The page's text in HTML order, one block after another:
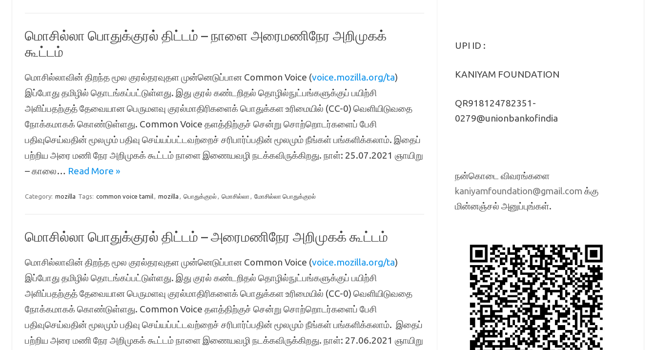
மொசில்லா பொதுக்குரல் திட்டம் – நாளை அரைமணிநேர அறிமுகக்
கூட்டம்
மொசில்லாவின் திறந்த மூல குரல்தரவுதள முன்னெடுப்பான Common Voice (voice.mozilla.org/ta)
இப்போது தமிழில் தொடங்கப்பட்டுள்ளது. இது குரல் கண்டறிதல் தொழில்நுட்பங்களுக்குப் பயிற்சி
அளிப்பதற்குத் தேவையான பெருமளவு குரல்மாதிரிகளைக் பொதுக்கள உரிமையில் (CC-0) வெளியிடுவதை
நோக்கமாகக் கொண்டுள்ளது. Common Voice தளத்திற்குச் சென்று சொற்றொடர்களைப் பேசி
பதிவுசெய்வதின் மூலமும் பதிவு செய்யப்பட்டவற்றைச் சரிபார்ப்பதின் மூலமும் நீங்கள் பங்களிக்கலாம். இதைப்
பற்றிய அரை மணி நேர அறிமுகக் கூட்டம் நாளை இணையவழி நடக்கவிருக்கிறது. நாள்: 25.07.2021 ஞாயிறு
– காலை… Read More »
Category: mozilla Tags: common voice tamil, mozilla , பொதுக்குரல் , மொசில்லா , மோசில்லா பொதுக்குரல்
மொசில்லா பொதுக்குரல் திட்டம் – அரைமணிநேர அறிமுகக் கூட்டம்
மொசில்லாவின் திறந்த மூல குரல்தரவுதள முன்னெடுப்பான Common Voice (voice.mozilla.org/ta)
இப்போது தமிழில் தொடங்கப்பட்டுள்ளது. இது குரல் கண்டறிதல் தொழில்நுட்பங்களுக்குப் பயிற்சி
அளிப்பதற்குத் தேவையான பெருமளவு குரல்மாதிரிகளைக் பொதுக்கள உரிமையில் (CC-0) வெளியிடுவதை
நோக்கமாகக் கொண்டுள்ளது. Common Voice தளத்திற்குச் சென்று சொற்றொடர்களைப் பேசி
பதிவுசெய்வதின் மூலமும் பதிவு செய்யப்பட்டவற்றைச் சரிபார்ப்பதின் மூலமும் நீங்கள் பங்களிக்கலாம். இதைப்
பற்றிய அரை மணி நேர அறிமுகக் கூட்டம் நாளை இணையவழி நடக்கவிருக்கிறது. நாள்: 27.06.2021 ஞாயிறு
UPI ID :
KANIYAM FOUNDATION
QR918124782351-
0279@unionbankofindia
நன்கொடை விவரங்களை
kaniyamfoundation@gmail.com க்கு
மின்னஞ்சல் அனுப்புங்கள்.